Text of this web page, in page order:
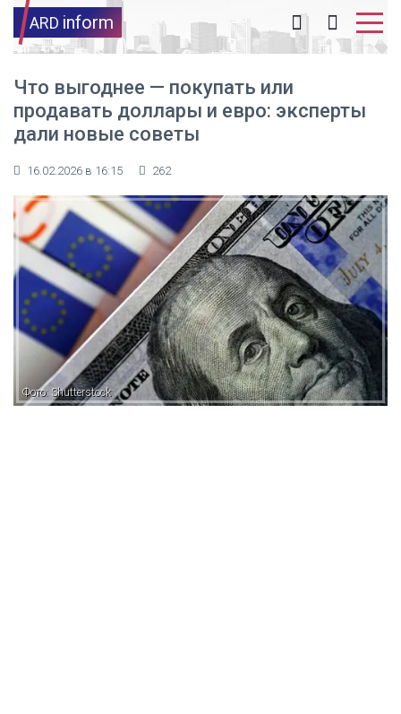
ARD inform
Что выгоднее — покупать или
продавать доллары и евро: эксперты
дали новые советы
16.02.2026 в 16:15 262
Фото: Shutterstock